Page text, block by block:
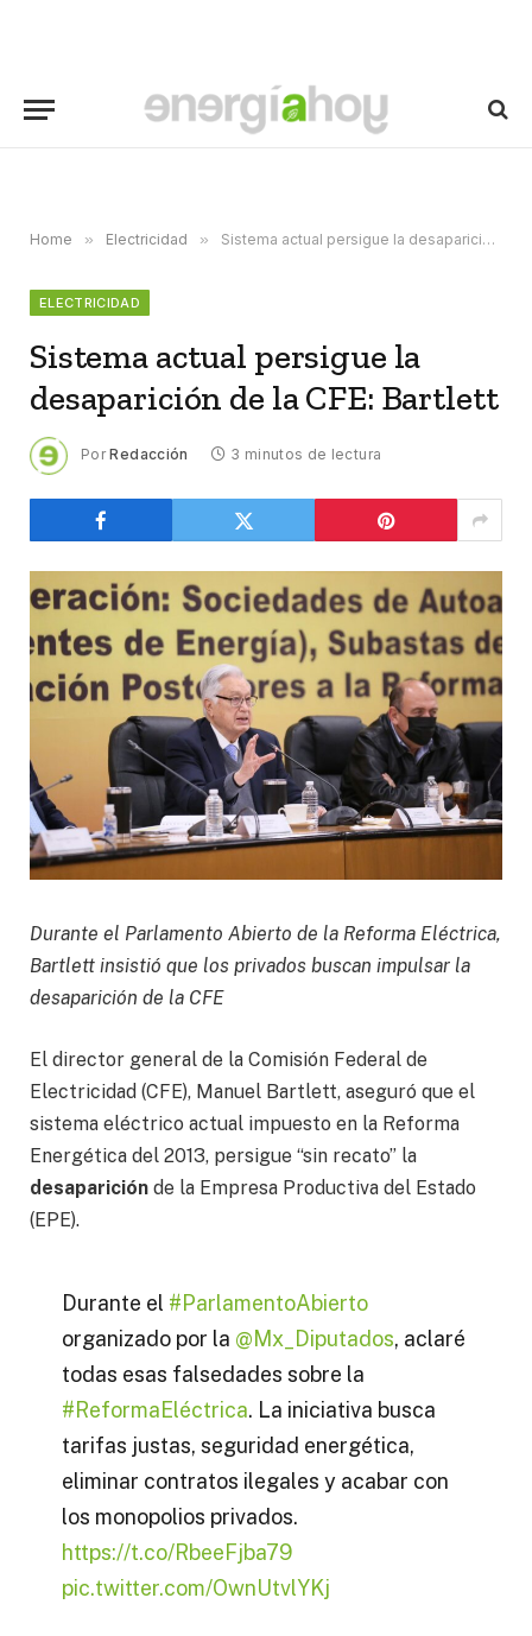
Home » Electricidad » Sistema actual persigue la desaparición de la CFE: Bartlett
ELECTRICIDAD
Sistema actual persigue la
desaparición de la CFE: Bartlett
Por Redacción 3 minutos de lectura
Durante el Parlamento Abierto de la Reforma Eléctrica,
Bartlett insistió que los privados buscan impulsar la
desaparición de la CFE
El director general de la Comisión Federal de
Electricidad (CFE), Manuel Bartlett, aseguró que el
sistema eléctrico actual impuesto en la Reforma
Energética del 2013, persigue “sin recato” la
desaparición de la Empresa Productiva del Estado
(EPE).
Durante el #ParlamentoAbierto
organizado por la @Mx_Diputados, aclaré
todas esas falsedades sobre la
#ReformaEléctrica. La iniciativa busca
tarifas justas, seguridad energética,
eliminar contratos ilegales y acabar con
los monopolios privados.
https://t.co/RbeeFjba79
pic.twitter.com/OwnUtvlYKj